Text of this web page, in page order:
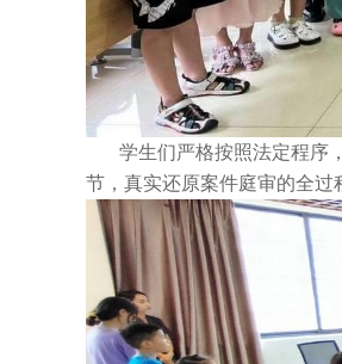
学生们严格按照法定程序
节，真实还原案件庭审的全过